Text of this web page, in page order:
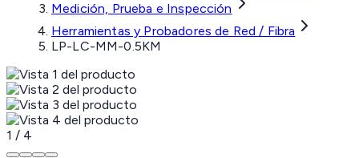
Medición, Prueba e Inspección
Herramientas y Probadores de Red / Fibra
LP-LC-MM-0.5KM
1 / 4